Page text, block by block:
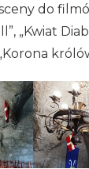
do
„Kwiat